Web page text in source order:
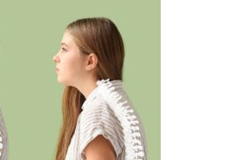
5,000.00₽.